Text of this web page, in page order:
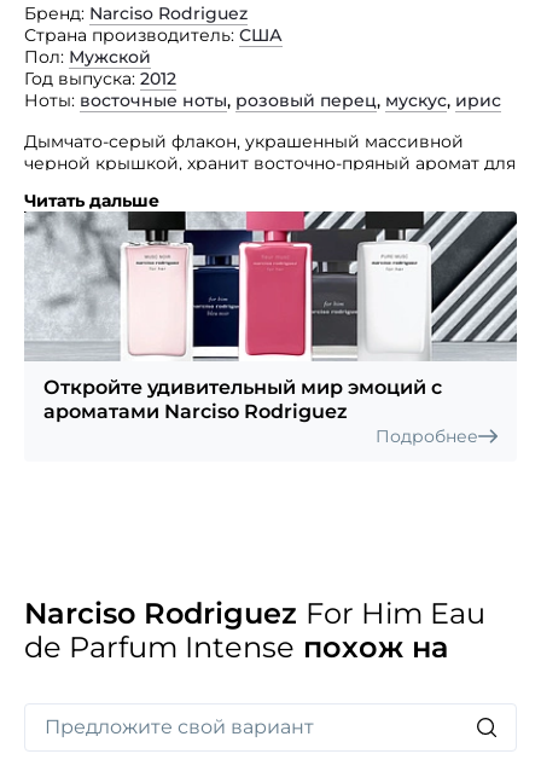
Бренд Narciso Rodriguez
Страна производитель США
Пол Мужской
Год выпуска 2012
Ноты восточные ноты, розовый перец, мускус, ирис
Дымчато-серый флакон, украшенный массивной
черной крышкой, хранит восточно-пряный аромат для
парфюмерами нишевого бренда Narciso Rodriguez.
Густой, необычайно стойкий, этот запах буквально
окутывает своего носителя и заставляет окружающих
прислушиваться к нему. Благоухание выстроено
из нот мускуса и ириса, окруженных оттенками
розового перца, амбры и листьев пачули.
Читать дальше
Откройте удивительный мир эмоций с
ароматами Narciso Rodriguez
Подробнее
Narciso Rodriguez For Him Eau
de Parfum Intense похож на